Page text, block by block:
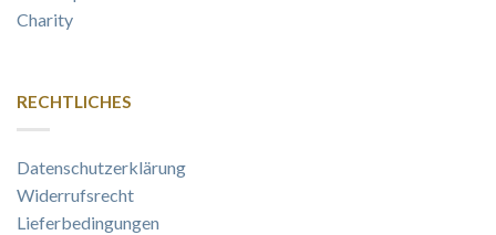
Charity
RECHTLICHES
Datenschutzerklärung
Widerrufsrecht
Lieferbedingungen